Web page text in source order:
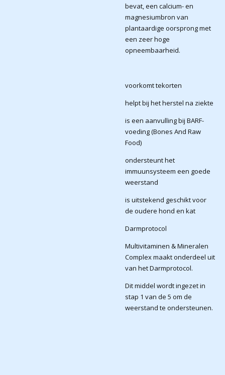
bevat, een calcium- en
magnesiumbron van
plantaardige oorsprong met
een zeer hoge
opneembaarheid.
voorkomt tekorten
helpt bij het herstel na ziekte
is een aanvulling bij BARF-
voeding (Bones And Raw
Food)
ondersteunt het
immuunsysteem een goede
weerstand
is uitstekend geschikt voor
de oudere hond en kat
Darmprotocol
Multivitaminen & Mineralen
Complex maakt onderdeel uit
van het Darmprotocol.
Dit middel wordt ingezet in
stap 1 van de 5 om de
weerstand te ondersteunen.